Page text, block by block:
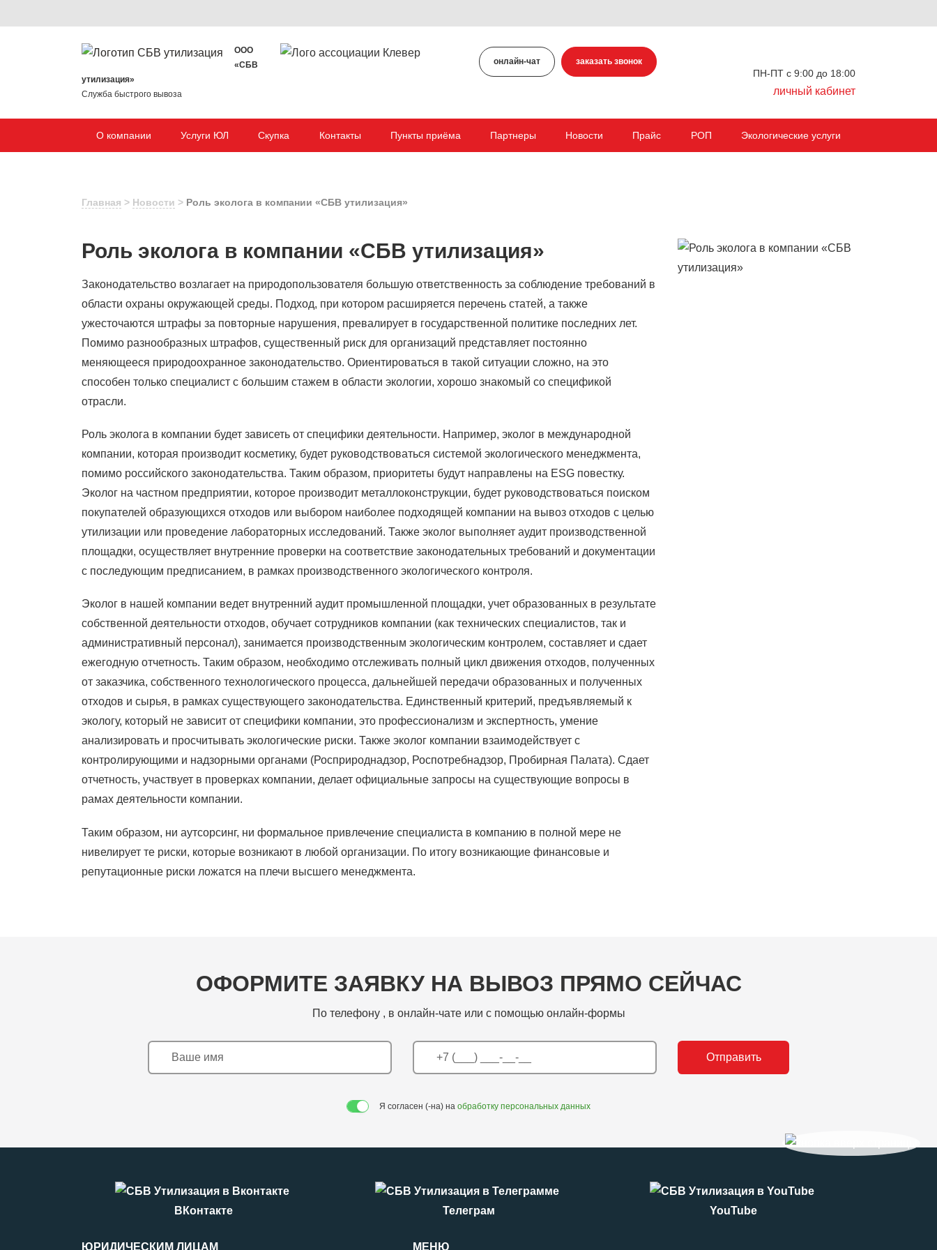
ООО
«СБВ
утилизация»
Служба быстрого вывоза
онлайн-чат заказать звонок
ПН-ПТ с 9:00 до 18:00
личный кабинет
О компании Услуги ЮЛ Скупка Контакты Пункты приёма Партнеры Новости Прайс РОП Экологические услуги
Главная > Новости > Роль эколога в компании «СБВ утилизация»
Роль эколога в компании «СБВ утилизация»
Законодательство возлагает на природопользователя большую ответственность за соблюдение требований в
области охраны окружающей среды. Подход, при котором расширяется перечень статей, а также
ужесточаются штрафы за повторные нарушения, превалирует в государственной политике последних лет.
Помимо разнообразных штрафов, существенный риск для организаций представляет постоянно
меняющееся природоохранное законодательство. Ориентироваться в такой ситуации сложно, на это
способен только специалист с большим стажем в области экологии, хорошо знакомый со спецификой
отрасли.
Роль эколога в компании будет зависеть от специфики деятельности. Например, эколог в международной
компании, которая производит косметику, будет руководствоваться системой экологического менеджмента,
помимо российского законодательства. Таким образом, приоритеты будут направлены на ESG повестку.
Эколог на частном предприятии, которое производит металлоконструкции, будет руководствоваться поиском
покупателей образующихся отходов или выбором наиболее подходящей компании на вывоз отходов с целью
утилизации или проведение лабораторных исследований. Также эколог выполняет аудит производственной
площадки, осуществляет внутренние проверки на соответствие законодательных требований и документации
с последующим предписанием, в рамках производственного экологического контроля.
Эколог в нашей компании ведет внутренний аудит промышленной площадки, учет образованных в результате
собственной деятельности отходов, обучает сотрудников компании (как технических специалистов, так и
административный персонал), занимается производственным экологическим контролем, составляет и сдает
ежегодную отчетность. Таким образом, необходимо отслеживать полный цикл движения отходов, полученных
от заказчика, собственного технологического процесса, дальнейшей передачи образованных и полученных
отходов и сырья, в рамках существующего законодательства. Единственный критерий, предъявляемый к
экологу, который не зависит от специфики компании, это профессионализм и экспертность, умение
анализировать и просчитывать экологические риски. Также эколог компании взаимодействует с
контролирующими и надзорными органами (Росприроднадзор, Роспотребнадзор, Пробирная Палата). Сдает
отчетность, участвует в проверках компании, делает официальные запросы на существующие вопросы в
рамах деятельности компании.
Таким образом, ни аутсорсинг, ни формальное привлечение специалиста в компанию в полной мере не
нивелирует те риски, которые возникают в любой организации. По итогу возникающие финансовые и
репутационные риски ложатся на плечи высшего менеджмента.
ОФОРМИТЕ ЗАЯВКУ НА ВЫВОЗ ПРЯМО СЕЙЧАС
По телефону , в онлайн-чате или с помощью онлайн-формы
Отправить
Я согласен (-на) на обработку персональных данных
ВКонтакте Телеграм YouTube
ЮРИДИЧЕСКИМ ЛИЦАМ
МЕНЮ